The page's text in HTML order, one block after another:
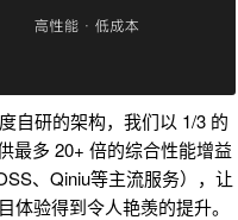
自研的架构，我们以 1/3 的
最多 20+ 倍的综合性能增益
、Qiniu等主流服务），让
体验得到令人艳羡的提升。